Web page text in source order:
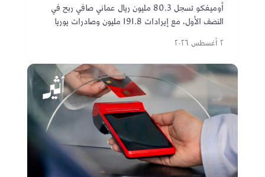
أوميفكو تسجل 80.3 مليون ريال عماني صافي ربح في
النصف الأول، مع إيرادات 191.8 مليون وصادرات يوريا
تتجاوز 175 مليون ريال بعد إدراجها في بورصة مسقط.٢ أغسطس ٢٠٢٦